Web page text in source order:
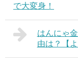
で大変身！
はんにゃ
由は？【